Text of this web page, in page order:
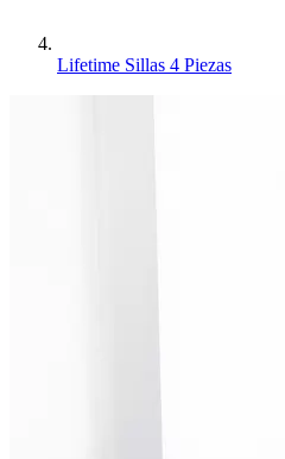
Lifetime Sillas 4 Piezas